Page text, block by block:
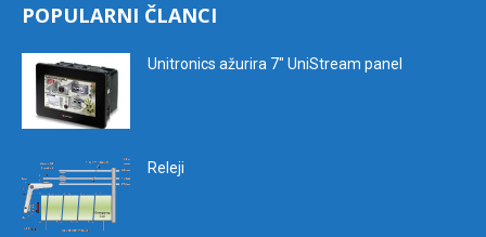
POPULARNI ČLANCI
Unitronics ažurira 7″ UniStream panel
Releji